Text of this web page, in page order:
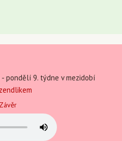
- pondělí 9. týdne v mezidobí
Závěr